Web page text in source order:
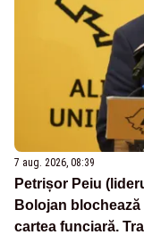
7 aug. 2026, 08:39
Petrișor Peiu
Bolojan
cartea funciară.